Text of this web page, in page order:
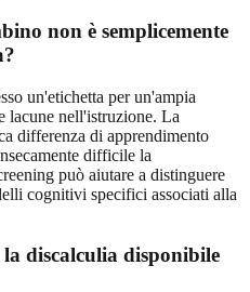
non è semplicemente
un'etichetta per un'ampia
lacune nell'istruzione. La
differenza di apprendimento
difficile la
può aiutare a distinguere
cognitivi specifici associati alla
discalculia disponibile